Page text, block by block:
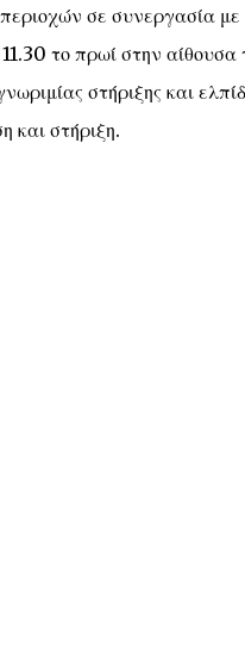
σε συνεργασία με
το πρωί στην αίθουσα
στήριξης και
και στήριξη.